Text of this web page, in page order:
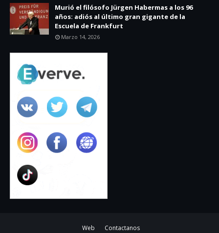
Murió el filósofo Jürgen Habermas a los 96
años: adiós al último gran gigante de la
Escuela de Frankfurt
Marzo 14, 2026
Web Contactanos